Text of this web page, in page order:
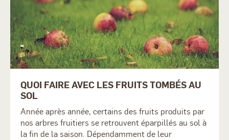
QUOI FAIRE AVEC LES FRUITS TOMBÉS AU
SOL
Année après année, certains des fruits produits par
nos arbres fruitiers se retrouvent éparpillés au sol à
la fin de la saison. Dépendamment de leur